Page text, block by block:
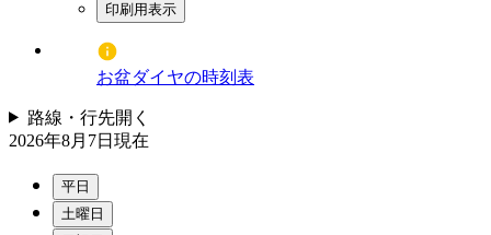
印刷用表示
お盆ダイヤの時刻表
路線・行先開く
2026年8月7日 現在
平日
土曜日